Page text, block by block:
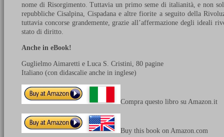
nome di Risorgimento. Tuttavia un primo seme di italianità, e non
repubbliche Cisalpina, Cispadana e altre fiorite a seguito della
tuttavia concorse grandemente, grazie all’affermazione degli ideali
stato di diritto.
Anche in eBook!
Guglielmo Aimaretti e Luca S. Cristini, 80 pagine
Italiano (con didascalie anche in inglese)
Compra questo libro su Amazon.it
Buy this book on Amazon.com